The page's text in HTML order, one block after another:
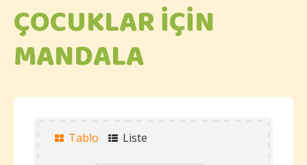
ÇOCUKLAR İÇIN
MANDALA
Tablo Liste